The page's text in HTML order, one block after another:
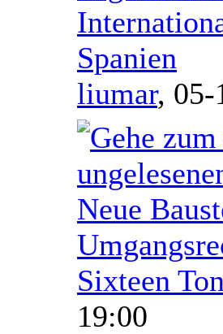
Spanien
liumar, 05-
Neue
Sixteen
19:00